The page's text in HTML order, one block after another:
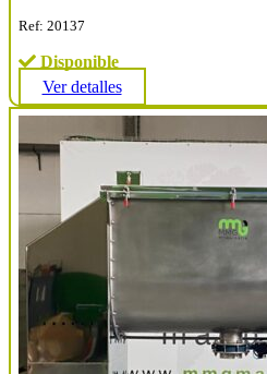
Ref: 20137
Disponible
Ver detalles